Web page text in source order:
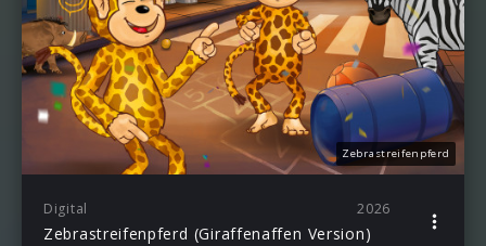
Zebrastreifenpferd
Digital 2026
Zebrastreifenpferd (Giraffenaffen Version)